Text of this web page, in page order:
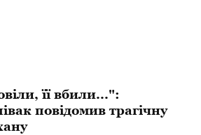
її вбили...":
повідомив трагічну